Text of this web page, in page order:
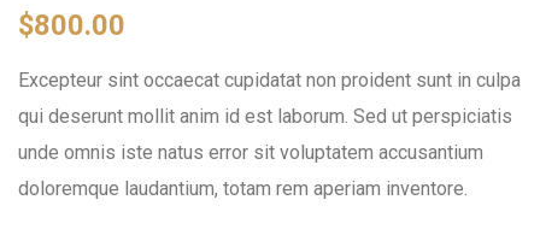
out
of
on
ratings
$800.00
Excepteur sint occaecat cupidatat non proident sunt in culpa
qui deserunt mollit anim id est laborum. Sed ut perspiciatis
unde omnis iste natus error sit voluptatem accusantium
doloremque laudantium, totam rem aperiam inventore.